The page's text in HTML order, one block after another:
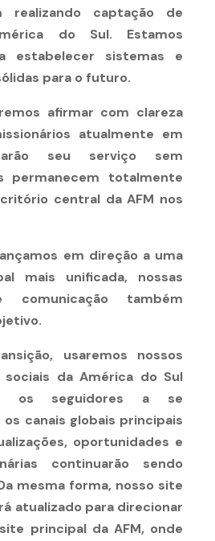
realizando captação de
do Sul. Estamos
estabelecer sistemas e
para o futuro.
afirmar com clareza
atualmente em
seu serviço sem
permanecem totalmente
central da AFM nos
em direção a uma
mais unificada, nossas
comunicação também
usaremos nossos
da América do Sul
os seguidores a se
canais globais principais
oportunidades e
continuarão sendo
mesma forma, nosso site
atualizado para direcionar
principal da AFM, onde